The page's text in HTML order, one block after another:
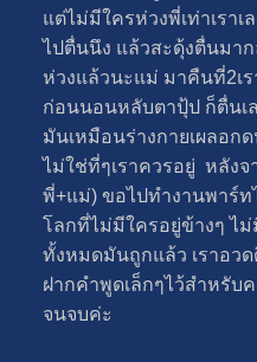
แต่ไม่มีใครห่วงพี่เท่าเรา
ไปตื่นนึง แล้วสะดุ้งตื่นมา
ห่วงแล้วนะแม่ มาคืนที่2เ
ก่อนนอนหลับตาปุ้ป ก็ตื่นเ
มันเหมือนร่างกายเผลอก
ไม่ใช่ที่ๆเราควรอยู่ หลัง
พี่+แม่) ขอไปทำงานพาร์
โลกที่ไม่มีใครอยู่ข้างๆ ไ
ทั้งหมดมันถูกแล้ว เราอวด
ฝากคำพูดเล็กๆไว้สำหรับ
จนจบค่ะ